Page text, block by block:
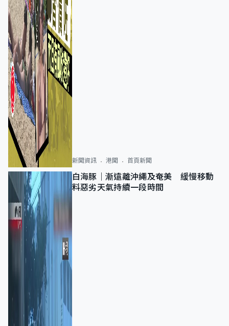
新聞資訊 港聞 首頁新聞
白海豚｜漸遠離沖繩及奄美 緩慢移動
料惡劣天氣持續一段時間